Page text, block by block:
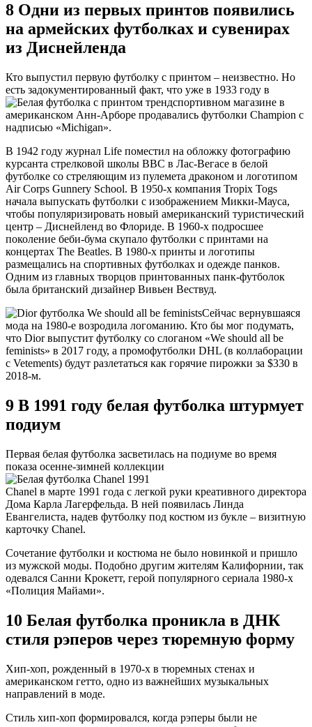
8 Одни из первых принтов появились
на армейских футболках и сувенирах
из Диснейленда
Кто выпустил первую футболку с принтом – неизвестно. Но
есть задокументированный факт, что уже в 1933 году в
спортивном магазине в
американском Анн-Арборе продавались футболки Champion с
надписью «Michigan».
В 1942 году журнал Life поместил на обложку фотографию
курсанта стрелковой школы ВВС в Лас-Вегасе в белой
футболке со стреляющим из пулемета драконом и логотипом
Air Corps Gunnery School. В 1950-х компания Tropix Togs
начала выпускать футболки с изображением Микки-Мауса,
чтобы популяризировать новый американский туристический
центр – Диснейленд во Флориде. В 1960-х подросшее
поколение беби-бума скупало футболки с принтами на
концертах The Beatles. В 1980-х принты и логотипы
размещались на спортивных футболках и одежде панков.
Одним из главных творцов принтованных панк-футболок
была британский дизайнер Вивьен Вествуд.
Сейчас вернувшаяся
мода на 1980-е возродила логоманию. Кто бы мог подумать,
что Dior выпустит футболку со слоганом «We should all be
feminists» в 2017 году, а промофутболки DHL (в коллаборации
с Vetements) будут разлетаться как горячие пирожки за $330 в
2018-м.
9 В 1991 году белая футболка штурмует
подиум
Первая белая футболка засветилась на подиуме во время
показа осенне-зимней коллекции
Chanel в марте 1991 года с легкой руки креативного директора
Дома Карла Лагерфельда. В ней появилась Линда
Евангелиста, надев футболку под костюм из букле – визитную
карточку Chanel.
Сочетание футболки и костюма не было новинкой и пришло
из мужской моды. Подобно другим жителям Калифорнии, так
одевался Санни Крокетт, герой популярного сериала 1980-х
«Полиция Майами».
10 Белая футболка проникла в ДНК
стиля рэперов через тюремную форму
Хип-хоп, рожденный в 1970-х в тюремных стенах и
американском гетто, одно из важнейших музыкальных
направлений в моде.
Стиль хип-хоп формировался, когда рэперы были не